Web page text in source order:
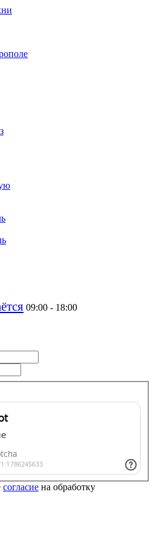
09:00 - 18:00
согласие на обработку